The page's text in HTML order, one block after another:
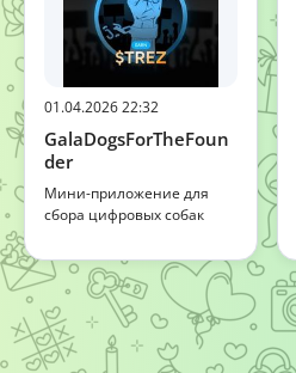
01.04.2026 22:32
GalaDogsForTheFoun
der
Мини-приложение для
сбора цифровых собак